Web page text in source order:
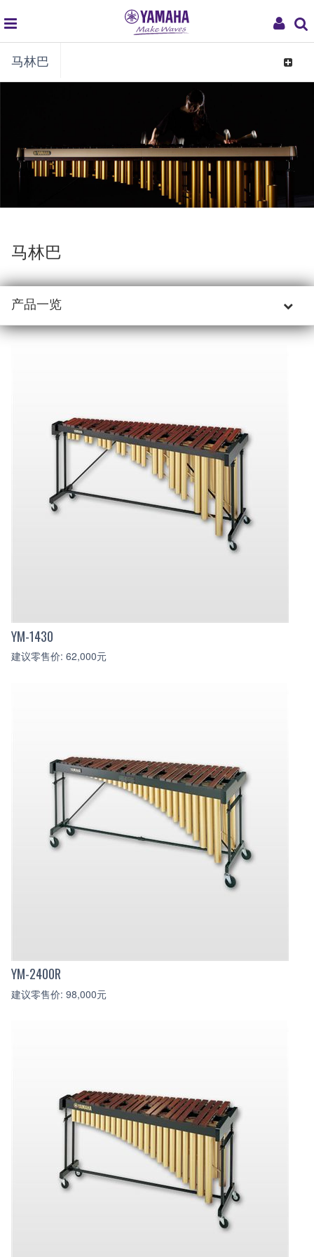
My
global
navigation
马林巴
Toggle
马林巴
产品一览
YM-1430
建议零售价: 62,000元
YM-2400R
建议零售价: 98,000元